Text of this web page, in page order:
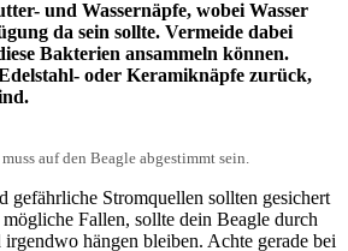
und Wassernäpfe, wobei Wasser
da sein sollte. Vermeide dabei
Bakterien ansammeln können.
oder Keramiknäpfe zurück,
auf den Beagle abgestimmt sein.
gefährliche Stromquellen sollten gesichert
Fallen, sollte dein Beagle durch
hängen bleiben. Achte gerade bei